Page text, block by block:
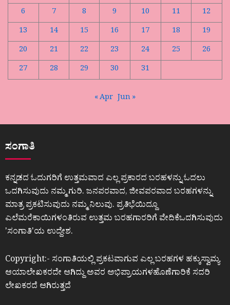
6
7 8 9 10 11
12
13
14 15 16 17 18
19
20
21 22 23 24 25
26
27
28 29 30 31
« Apr Jun »
ಸಂಗಾತಿ
ಕನ್ನಡದ ಓದುಗರಿಗೆ ಉತ್ತಮವಾದ ಎಲ್ಲ ಪ್ರಕಾರದ ಬರಹಳನ್ನು ಓದಲು
ಒದಗಿಸುವುದು ನಮ್ಮ ಗುರಿ. ಜನಪರವಾದ, ಜೀವಪರವಾದ ಬರಹಗಳನ್ನು
ಮಾತ್ರ ಪ್ರಕಟಿಸುವುದು ನಮ್ಮ ನಿಲುವು. ಪ್ರತಿಭೆಯಿದ್ದೂ
ಎಲೆಮರೆಕಾಯಿಗಳಂತಿರುವ ಉತ್ತಮ ಬರಹಗಾರರಿಗೆ ವೇದಿಕೆಒದಗಿಸುವುದು
ʼಸಂಗಾತಿʼಯ ಉದ್ದೇಶ.
Copyright:- ಸಂಗಾತಿಯಲ್ಲಿ ಪ್ರಕಟವಾಗುವ ಎಲ್ಲ ಬರಹಗಳ ಹಕ್ಕುಸ್ವಾಮ್ಯ
ಆಯಾಲೇಖಕರದೇ ಆಗಿದ್ದು ಅವರ ಅಭಿಪ್ರಾಯಗಳಹೊಣೆಗಾರಿಕೆ ಸದರಿ
ಲೇಖಕರದೆ ಆಗಿರುತ್ತದೆ